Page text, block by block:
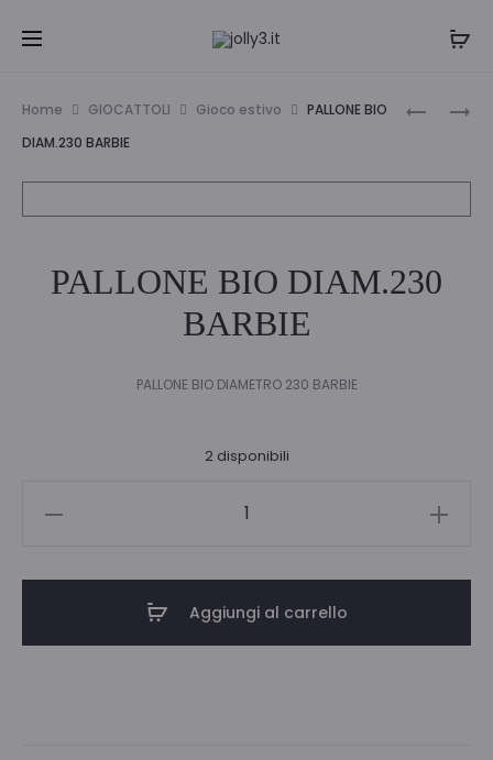
i
PALLONE
SPIDER-
MAN
PALLONE
NINJA
TURTLE
Home GIOCATTOLI Gioco estivo
PALLONE BIO
DIAM.230 BARBIE
PALLONE BIO DIAM.230
BARBIE
PALLONE BIO DIAMETRO 230 BARBIE
2 disponibili
Aggiungi al carrello